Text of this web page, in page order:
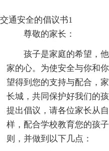
交通安全的倡议书1
尊敬的家长：
孩子是家庭的希望，
家的心。为使安全与你和
望得到您的支持与配合，
长城，共同保护好我们的
提出倡议，请各位家长从
样，配合学校教育您的孩
则，并做到以下几点：